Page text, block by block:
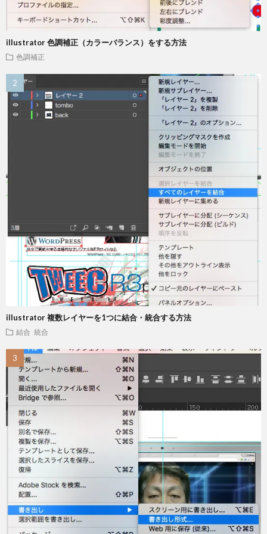
illustrator 色調補正（カラーバランス）をする方法
色調補正
illustrator 複数レイヤーを1つに結合・統合する方法
結合 統合